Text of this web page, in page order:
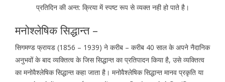
प्रतिदिन की अन्त: क्रिया में स्पष्ट रूप से व्यक्त नही हो पाते है।
मनोश्लेषिक सिद्धान्त –
सिगमण्ड फ्रायड (1856 – 1939) ने करीब – करीब 40 साल के अपने नैदानिक
अनुभवों के बाद व्यक्तित्व के जिस सिद्धान्त का प्रतिपादन किया है, उसे व्यक्तित्व
का मनोवैश्लेषिक सिद्धान्त कहा जाता है। मनोवैश्लेषिक सिद्धान्त मानव प्रकृति या